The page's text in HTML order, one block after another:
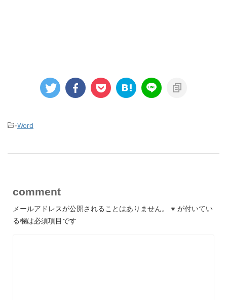
-Word
comment
メールアドレスが公開されることはありません。 ※ が付いてい
る欄は必須項目です